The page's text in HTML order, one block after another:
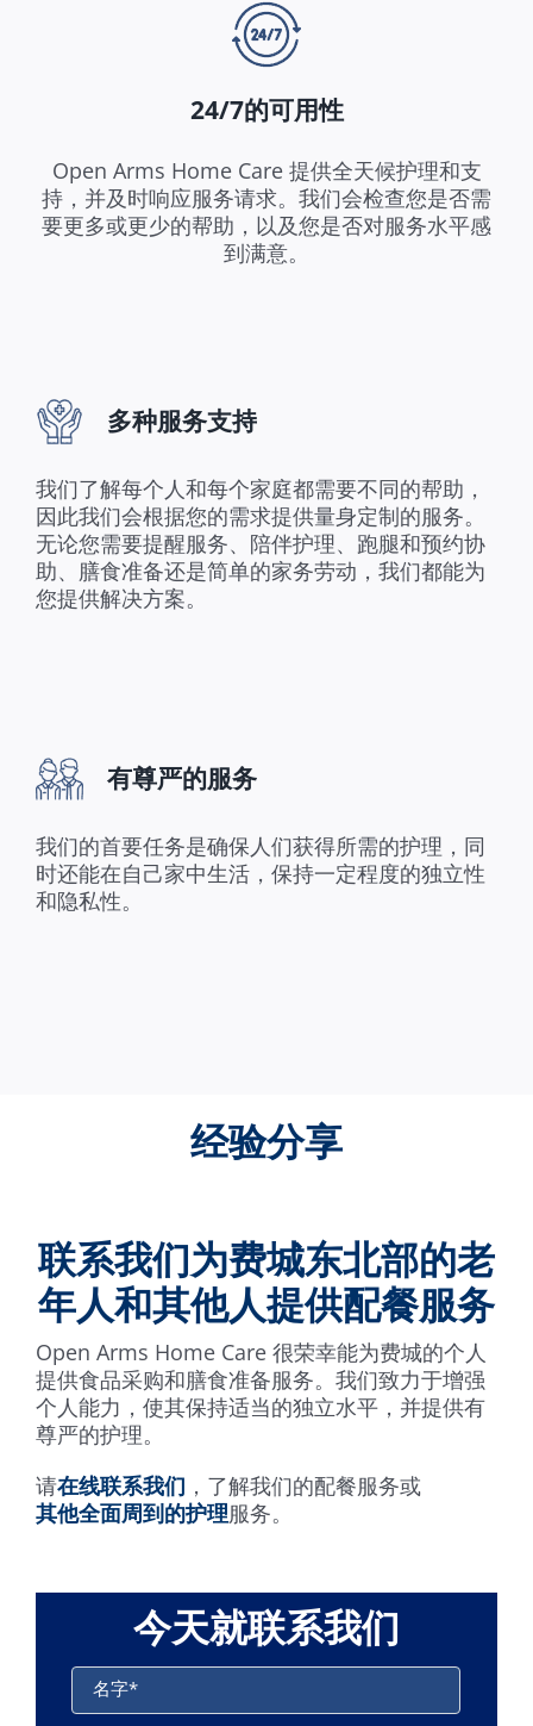
24/7的可用性
Open Arms Home Care 提供全天候护理和支
持，并及时响应服务请求。我们会检查您是否需
要更多或更少的帮助，以及您是否对服务水平感
到满意。
多种服务支持
我们了解每个人和每个家庭都需要不同的帮助，
因此我们会根据您的需求提供量身定制的服务。
无论您需要提醒服务、陪伴护理、跑腿和预约协
助、膳食准备还是简单的家务劳动，我们都能为
您提供解决方案。
有尊严的服务
我们的首要任务是确保人们获得所需的护理，同
时还能在自己家中生活，保持一定程度的独立性
和隐私性。
经验分享
联系我们为费城东北部的老
年人和其他人提供配餐服务
Open Arms Home Care 很荣幸能为费城的个人
提供食品采购和膳食准备服务。我们致力于增强
个人能力，使其保持适当的独立水平，并提供有
尊严的护理。
请在线联系我们 ，了解我们的配餐服务或
其他全面周到的护理服务。
今天就联系我们
名字*